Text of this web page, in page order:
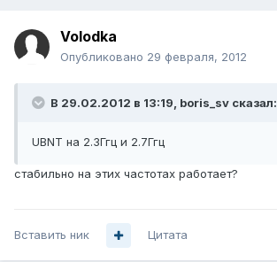
Volodka
Опубликовано 29 февраля, 2012
В 29.02.2012 в 13:19, boris_sv сказал:
UBNT на 2.3Ггц и 2.7Ггц
стабильно на этих частотах работает?
Вставить ник Цитата